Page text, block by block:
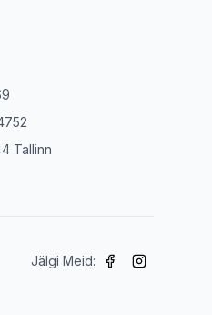
Tallinn
Jälgi Meid: